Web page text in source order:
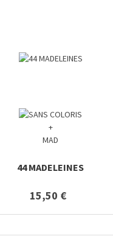
+
MAD
44 MADELEINES
15,50 €